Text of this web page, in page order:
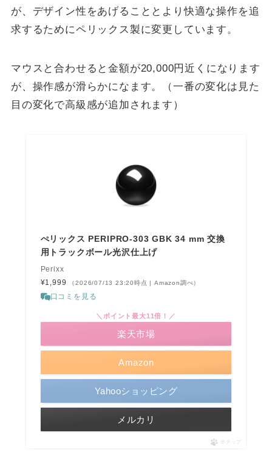
が、デザイン性をあげることとより快適な操作を追
求するためにペリックス製に変更しています。
マウスと合わせると金額が20,000円近くになります
が、操作感が滑らかになます。（一番の変化は見た
目の変化で高級感が追加されます）
ぺリックス PERIPRO-303 GBK 34 mm 交換
用トラックボール光沢仕上げ
Perixx
¥1,999
（2026/07/13 23:20時点 | Amazon調べ）
口コミを見る
Amazon
＼ポイント最大11倍！／
楽天市場
Yahooショッピング
メルカリ
ポチップ